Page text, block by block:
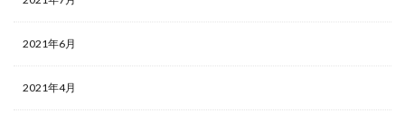
2021年6月
2021年4月